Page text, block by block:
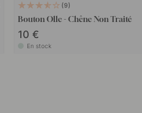
9
Bouton Olle - Chêne Non Traité
10 €
En stock